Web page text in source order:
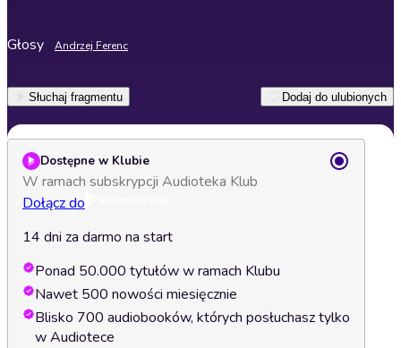
Głosy Andrzej Ferenc
Słuchaj fragmentu Dodaj do ulubionych
Dostępne w Klubie
W ramach subskrypcji Audioteka Klub
Dołącz do
14 dni za darmo na start
Ponad 50.000 tytułów w ramach Klubu
Nawet 500 nowości miesięcznie
Blisko 700 audiobooków, których posłuchasz tylko
w Audiotece